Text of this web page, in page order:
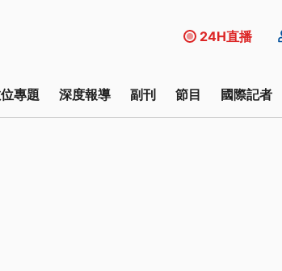
24H直播
專題 深度報導 副刊 節目 國際記者